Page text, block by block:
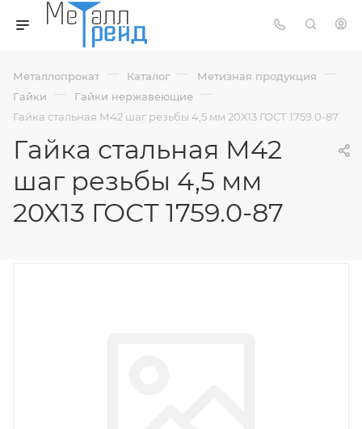
Металлопрокат — Каталог — Метизная продукция —
Гайки — Гайки нержавеющие —
Гайка стальная М42 шаг резьбы 4,5 мм 20Х13 ГОСТ 1759.0-87
Гайка стальная М42
шаг резьбы 4,5 мм
20Х13 ГОСТ 1759.0-87